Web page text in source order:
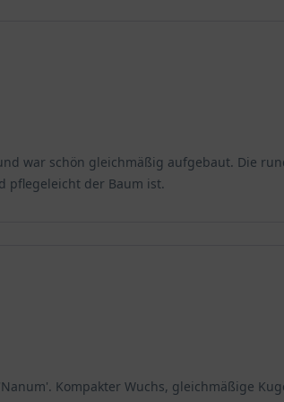
Seine Rohstoffe werden äußerlich
lässt sich sauber und leicht bearbeiten
und Küchengeräte werden hieraus
war schön gleichmäßig aufgebaut. Die
pflegeleicht der Baum ist.
Kompakter Wuchs, gleichmäßige